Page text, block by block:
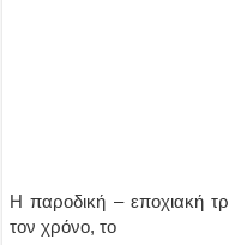
Η παροδική – εποχιακή
τον χρόνο, το